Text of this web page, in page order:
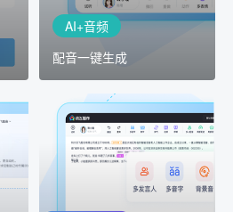
AI+音频
配音一键生成